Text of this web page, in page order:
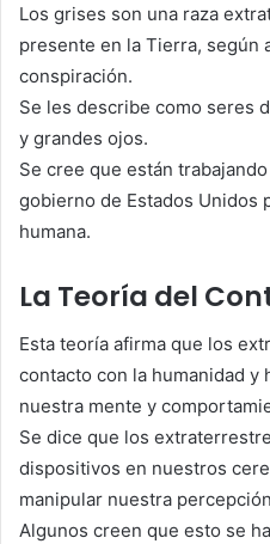
Los grises son una raza
presente en la Tierra, según
conspiración.
Se les describe como seres
y grandes ojos.
Se cree que están
gobierno de Estados Unidos
humana.
La Teoría del
Esta teoría afirma que los
contacto con la humanidad y
nuestra mente y
Se dice que los
dispositivos en nuestros
manipular nuestra
Algunos creen que esto se